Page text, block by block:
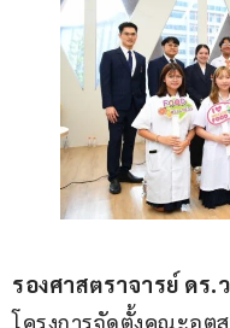
รองศาสตราจารย์ ดร